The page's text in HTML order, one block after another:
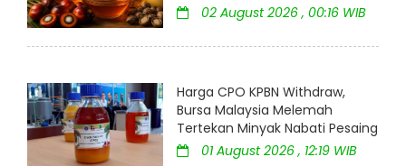
02 August 2026 , 00:16 WIB
Harga CPO KPBN Withdraw,
Bursa Malaysia Melemah
Tertekan Minyak Nabati Pesaing
01 August 2026 , 12:19 WIB